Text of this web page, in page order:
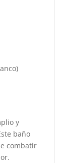
y
baño
combatir